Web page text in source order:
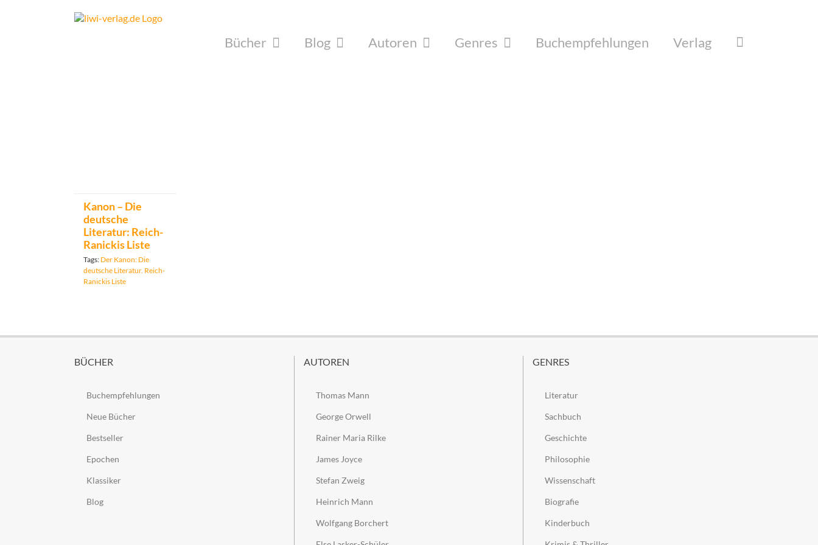
Bücher Blog Autoren Genres Buchempfehlungen Verlag
Kanon – Die
deutsche
Literatur: Reich-
Ranickis Liste
Tags: Der Kanon: Die
deutsche Literatur. Reich-
Ranickis Liste
BÜCHER
Buchempfehlungen
Neue Bücher
Bestseller
Epochen
Klassiker
Blog
AUTOREN
Thomas Mann
George Orwell
Rainer Maria Rilke
James Joyce
Stefan Zweig
Heinrich Mann
Wolfgang Borchert
GENRES
Literatur
Sachbuch
Geschichte
Philosophie
Wissenschaft
Biografie
Kinderbuch